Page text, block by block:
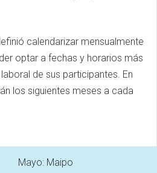
calendarizar mensualmente
optar a fechas y horarios más
de sus participantes. En
los siguientes meses a cada
Mayo: Maipo